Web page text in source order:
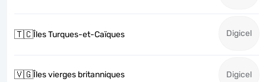
🇹🇨Îles Turques-et-Caïques Digicel
🇻🇬Îles vierges britanniques Digicel